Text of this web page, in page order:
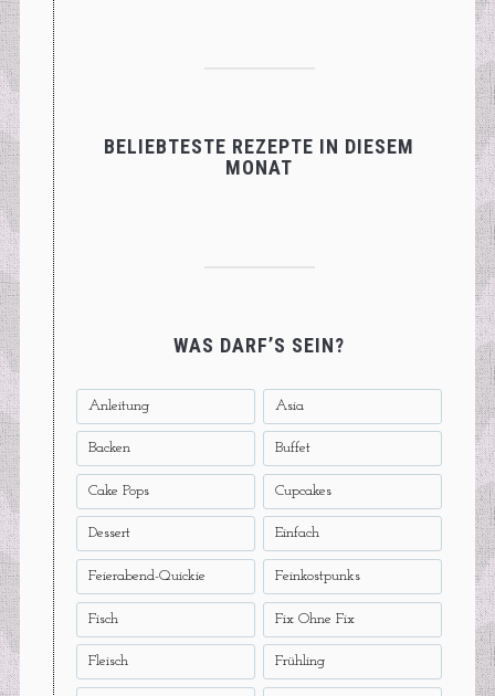
BELIEBTESTE REZEPTE IN DIESEM
MONAT
WAS DARF’S SEIN?
Anleitung Asia
Backen Buffet
Cake Pops Cupcakes
Dessert Einfach
Feierabend-Quickie Feinkostpunks
Fisch Fix Ohne Fix
Fleisch Frühling